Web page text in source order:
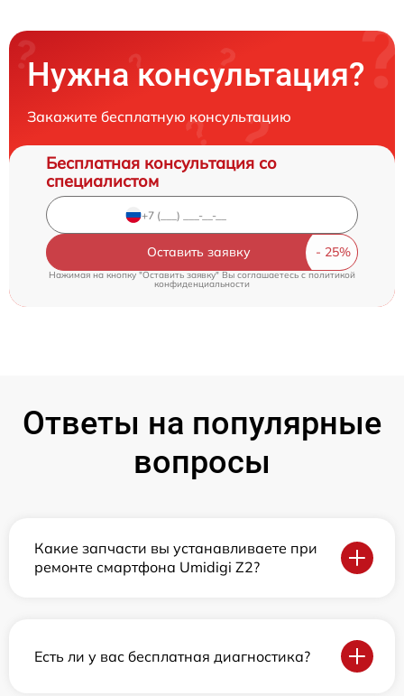
Нужна консультация?
Закажите бесплатную консультацию
Бесплатная консультация со
специалистом
Оставить заявку
Нажимая на кнопку "Оставить заявку" Вы соглашаетесь c политикой
конфиденциальности
Ответы на популярные
вопросы
Какие запчасти вы устанавливаете при
ремонте смартфона Umidigi Z2?
Есть ли у вас бесплатная диагностика?